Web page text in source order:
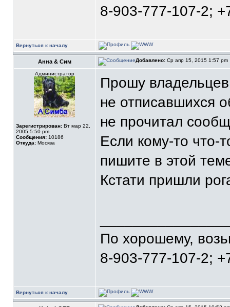
8-903-777-107-2;
Вернуться к началу
Анна & Сим Добавлено: Ср апр 15, 2015 1:57 pm
Администратор
Зарегистрирован: Вт мар 22,
2005 5:50 pm
Сообщения: 10186
Откуда: Москва
Прошу владельцев
не отписавшихся
не прочитал
Если кому-то что-
пишите в этой
Кстати пришли
По хорошему,
8-903-777-107-2;
Вернуться к началу